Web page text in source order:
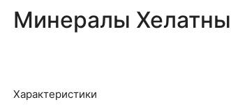
Минералы
Характеристики